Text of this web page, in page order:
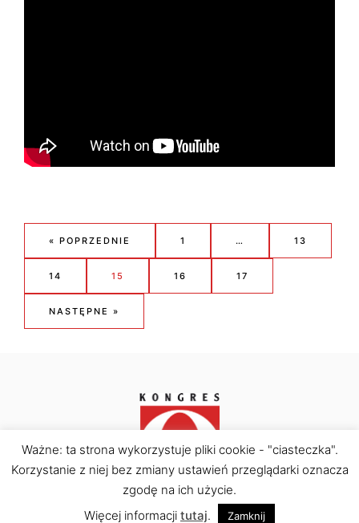
« POPRZEDNIE 1 … 13
14 15 16 17
NASTĘPNE »
Kongres Obywatelski © Copyright 2026. All rights
reserved.
Ważne: ta strona wykorzystuje pliki cookie - "ciasteczka".
Korzystanie z niej bez zmiany ustawień przeglądarki oznacza
zgodę na ich użycie.
Więcej informacji tutaj. Zamknij